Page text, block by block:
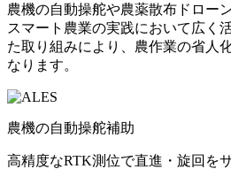
農機の自動操舵や農薬散布ドロー
スマート農業の実践において広く
た取り組みにより、農作業の省人
なります。
農機の自動操舵補助
高精度なRTK測位で直進・旋回を